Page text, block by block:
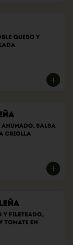
queso y
Salsa
criolla
y fileteado,
tomate en